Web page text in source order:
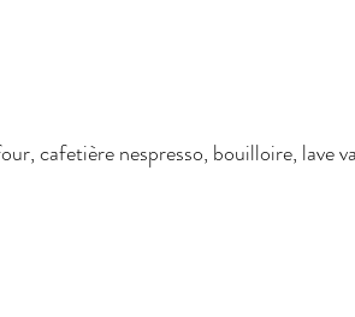
cafetière nespresso, bouilloire, lave